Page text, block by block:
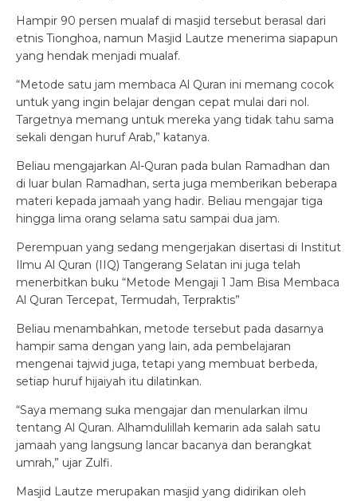
Hampir 90 persen mualaf di masjid tersebut berasal dari
etnis Tionghoa, namun Masjid Lautze menerima siapapun
yang hendak menjadi mualaf.
“Metode satu jam membaca Al Quran ini memang cocok
untuk yang ingin belajar dengan cepat mulai dari nol.
Targetnya memang untuk mereka yang tidak tahu sama
sekali dengan huruf Arab,” katanya.
Beliau mengajarkan Al-Quran pada bulan Ramadhan dan
di luar bulan Ramadhan, serta juga memberikan beberapa
materi kepada jamaah yang hadir. Beliau mengajar tiga
hingga lima orang selama satu sampai dua jam.
Perempuan yang sedang mengerjakan disertasi di Institut
Ilmu Al Quran (IIQ) Tangerang Selatan ini juga telah
menerbitkan buku “Metode Mengaji 1 Jam Bisa Membaca
Al Quran Tercepat, Termudah, Terpraktis”
Beliau menambahkan, metode tersebut pada dasarnya
hampir sama dengan yang lain, ada pembelajaran
mengenai tajwid juga, tetapi yang membuat berbeda,
setiap huruf hijaiyah itu dilatinkan.
“Saya memang suka mengajar dan menularkan ilmu
tentang Al Quran. Alhamdulillah kemarin ada salah satu
jamaah yang langsung lancar bacanya dan berangkat
umrah,” ujar Zulfi.
Masjid Lautze merupakan masjid yang didirikan oleh